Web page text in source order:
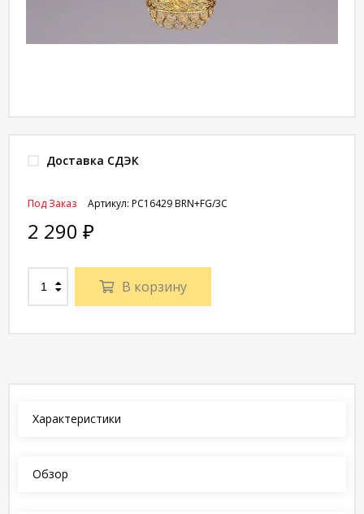
Доставка СДЭК
Артикул: РС16429 BRN+FG/3C
Под Заказ
2 290 ₽
В корзину
Характеристики
Обзор